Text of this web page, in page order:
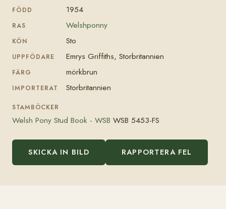
FÖDD 1954
RAS Welshponny
KÖN Sto
UPPFÖDARE Emrys Griffiths, Storbritannien
FÄRG mörkbrun
IMPORTERAT Storbritannien
STAMBÖCKER
Welsh Pony Stud Book - WSB WSB 5453-FS
SKICKA IN BILD RAPPORTERA FEL